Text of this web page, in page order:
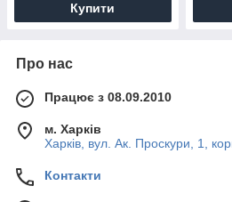
Купити
Про нас
Працює з 08.09.2010
м. Харків
Харків, вул. Ак. Проскури, 1,
Контакти